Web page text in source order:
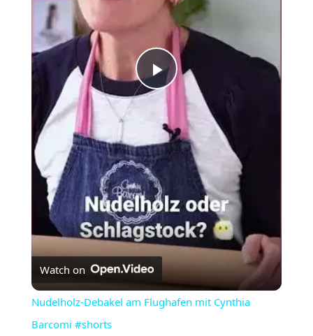
Play
Video
Watch on
Nudelholz-Debakel am Flughafen mit Cynthia
Barcomi #shorts